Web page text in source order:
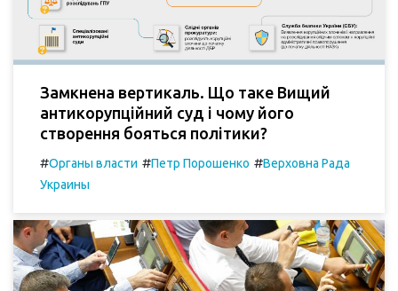
Замкнена вертикаль. Що таке Вищий
антикорупційний суд і чому його
створення бояться політики?
#Органы власти #Петр Порошенко #Верховна Рада
Украины